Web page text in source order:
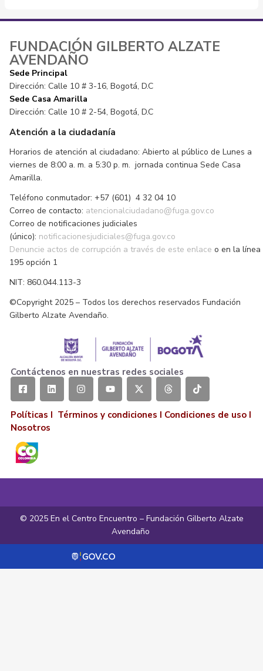
FUNDACIÓN GILBERTO ALZATE
AVENDAÑO
Sede Principal
Dirección: Calle 10 # 3-16, Bogotá, D.C
Sede Casa Amarilla
Dirección: Calle 10 # 2-54, Bogotá, D.C
Atención a la ciudadanía
Horarios de atención al ciudadano: Abierto al público de Lunes a
viernes de 8:00 a. m. a 5:30 p. m. jornada continua Sede Casa
Amarilla.
Teléfono conmutador: +57 (601) 4 32 04 10
Correo de contacto: atencionalciudadano@fuga.gov.co
Correo de notificaciones judiciales
(único): notificacionesjudiciales@fuga.gov.co
Denuncie actos de corrupción a través de este enlace o en la línea
195 opción 1
NIT: 860.044.113-3
©Copyright 2025 – Todos los derechos reservados Fundación
Gilberto Alzate Avendaño.
Contáctenos en nuestras redes sociales
Políticas I Términos y condiciones I Condiciones de uso I
Nosotros
© 2025 En el Centro Encuentro – Fundación Gilberto Alzate
Avendaño